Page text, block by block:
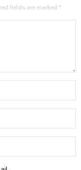
fields are marked *